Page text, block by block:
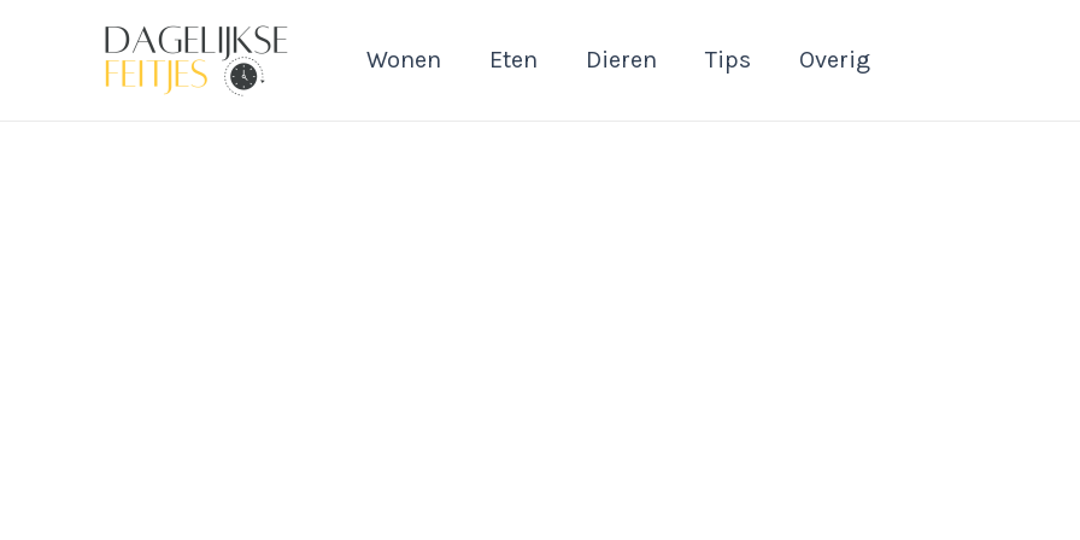
Wonen Eten Dieren Tips Overig